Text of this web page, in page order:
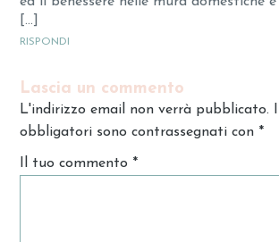
[…]
RISPONDI
Lascia un commento
L'indirizzo email non verrà pubblicato.
obbligatori sono contrassegnati con *
Il tuo commento *